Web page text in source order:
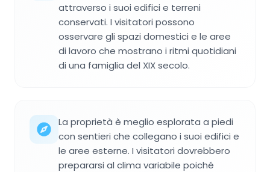
attraverso i suoi edifici e terreni
conservati. I visitatori possono
osservare gli spazi domestici e le aree
di lavoro che mostrano i ritmi quotidiani
di una famiglia del XIX secolo.
La proprietà è meglio esplorata a piedi
con sentieri che collegano i suoi edifici e
le aree esterne. I visitatori dovrebbero
prepararsi al clima variabile poiché